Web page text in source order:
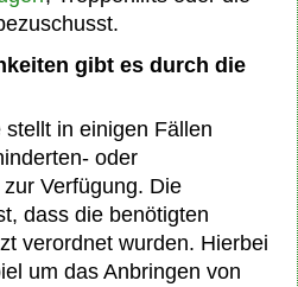
gibt es durch die
in einigen Fällen
oder
Verfügung. Die
dass die benötigten
verordnet wurden. Hierbei
um das Anbringen von